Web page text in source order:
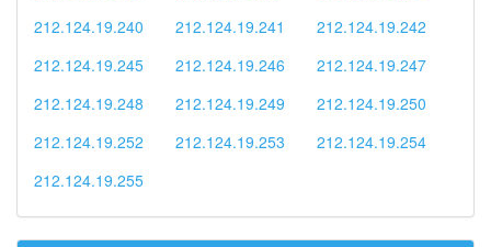
212.124.19.240
212.124.19.241
212.124.19.242
212.124.19.245
212.124.19.246
212.124.19.247
212.124.19.248
212.124.19.249
212.124.19.250
212.124.19.252
212.124.19.253
212.124.19.254
212.124.19.255